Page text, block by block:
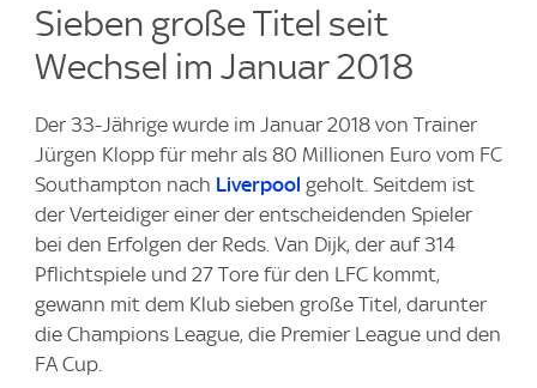
Sieben große Titel seit
Wechsel im Januar 2018
Der 33-Jährige wurde im Januar 2018 von Trainer
Jürgen Klopp für mehr als 80 Millionen Euro vom FC
Southampton nach Liverpool geholt. Seitdem ist
der Verteidiger einer der entscheidenden Spieler
bei den Erfolgen der Reds. Van Dijk, der auf 314
Pflichtspiele und 27 Tore für den LFC kommt,
gewann mit dem Klub sieben große Titel, darunter
die Champions League, die Premier League und den
FA Cup.